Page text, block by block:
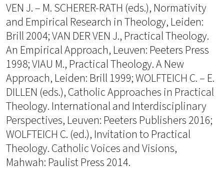
VEN J. – M. SCHERER-RATH (eds.), Normativity
and Empirical Research in Theology, Leiden:
Brill 2004; VAN DER VEN J., Practical Theology.
An Empirical Approach, Leuven: Peeters Press
1998; VIAU M., Practical Theology. A New
Approach, Leiden: Brill 1999; WOLFTEICH C. – E.
DILLEN (eds.), Catholic Approaches in Practical
Theology. International and Interdisciplinary
Perspectives, Leuven: Peeters Publishers 2016;
WOLFTEICH C. (ed.), Invitation to Practical
Theology. Catholic Voices and Visions,
Mahwah: Paulist Press 2014.